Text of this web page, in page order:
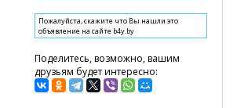
Пожалуйста, скажите что Вы нашли это
объявление на сайте b4y.by
Поделитесь, возможно, вашим
друзьям будет интересно: